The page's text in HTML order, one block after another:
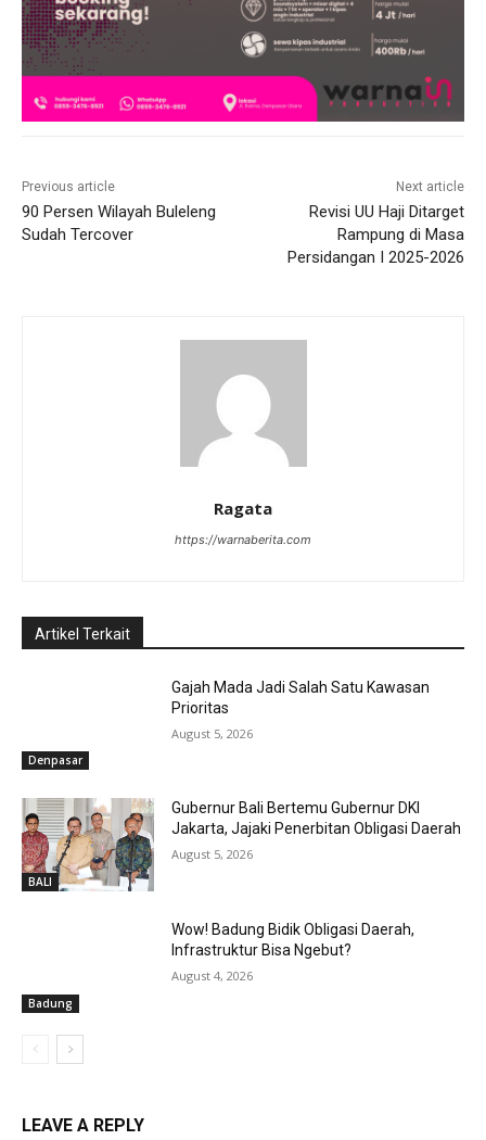
Previous article
90 Persen Wilayah Buleleng
Sudah Tercover
Next article
Revisi UU Haji Ditarget
Rampung di Masa
Persidangan I 2025-2026
Ragata
https://warnaberita.com
Artikel Terkait
Denpasar
Gajah Mada Jadi Salah Satu Kawasan
Prioritas
August 5, 2026
BALI
Gubernur Bali Bertemu Gubernur DKI
Jakarta, Jajaki Penerbitan Obligasi Daerah
August 5, 2026
Badung
Wow! Badung Bidik Obligasi Daerah,
Infrastruktur Bisa Ngebut?
August 4, 2026
LEAVE A REPLY